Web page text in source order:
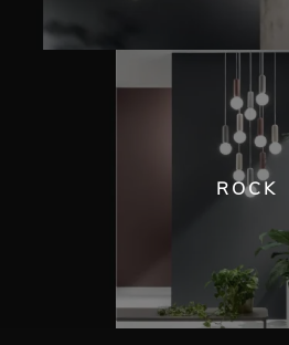
ROCK